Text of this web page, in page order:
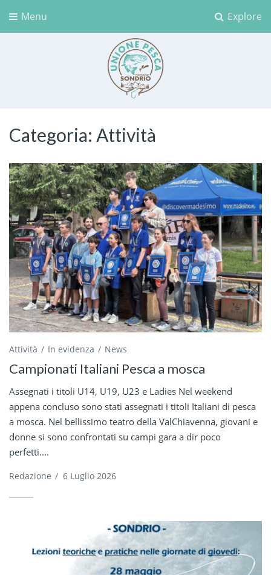
Explore
Menu
Categoria: Attività
Attività In evidenza News
Campionati Italiani Pesca a mosca
Assegnati i titoli U14, U19, U23 e Ladies Nel weekend
appena concluso sono stati assegnati i titoli Italiani di pesca
a mosca. Nel bellissimo teatro della ValChiavenna, giovani e
donne si sono confrontati su campi gara a dir poco
perfetti....
Redazione / 6 Luglio 2026